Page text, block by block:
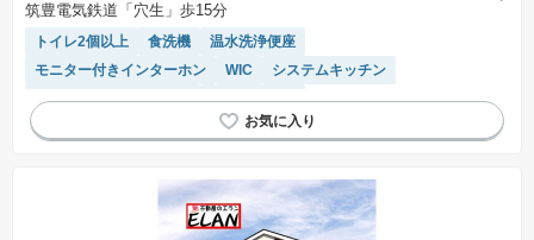
筑豊電気鉄道「穴生」歩15分
トイレ2個以上 食洗機
温水洗浄便座
モニター付きインターホン
WIC
システムキッチン
接面道路の幅が６m以上
対面キッチン